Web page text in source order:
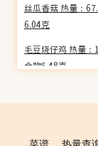
丝瓜香菇 热量：
6.04克
毛豆烧仔鸡 热量
合物5.48克
水化合物7.45克
豆瓣鲜鱼面 热量